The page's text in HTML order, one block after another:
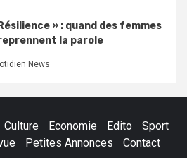
» : quand des femmes
la parole
News
Culture Economie Edito
Sport
Petites Annonces Contact